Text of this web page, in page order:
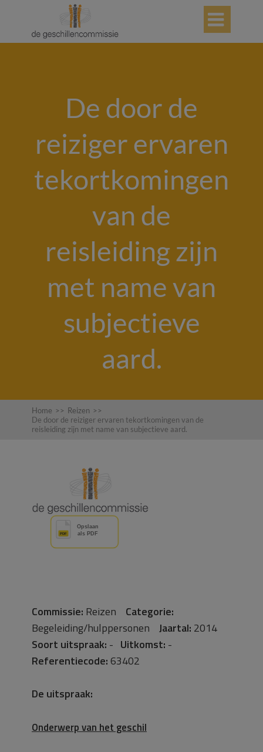

De door de
reiziger ervaren
tekortkomingen
van de
reisleiding zijn
met name van
subjectieve
aard.
Home >> Reizen >>
De door de reiziger ervaren tekortkomingen van de
reisleiding zijn met name van subjectieve aard.
Commissie: Reizen Categorie:
Begeleiding/hulppersonen Jaartal: 2014
Soort uitspraak: - Uitkomst: -
Referentiecode:63402
De uitspraak:
Onderwerp van het geschil